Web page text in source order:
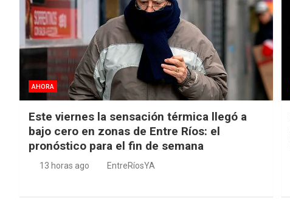
AHORA
Este viernes la sensación térmica llegó a
bajo cero en zonas de Entre Ríos: el
pronóstico para el fin de semana
13 horas ago EntreRíosYA